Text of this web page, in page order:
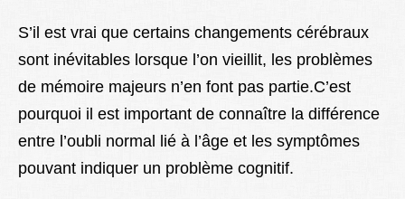
S’il est vrai que certains changements cérébraux
sont inévitables lorsque l’on vieillit, les problèmes
de mémoire majeurs n’en font pas partie.C’est
pourquoi il est important de connaître la différence
entre l’oubli normal lié à l’âge et les symptômes
pouvant indiquer un problème cognitif.